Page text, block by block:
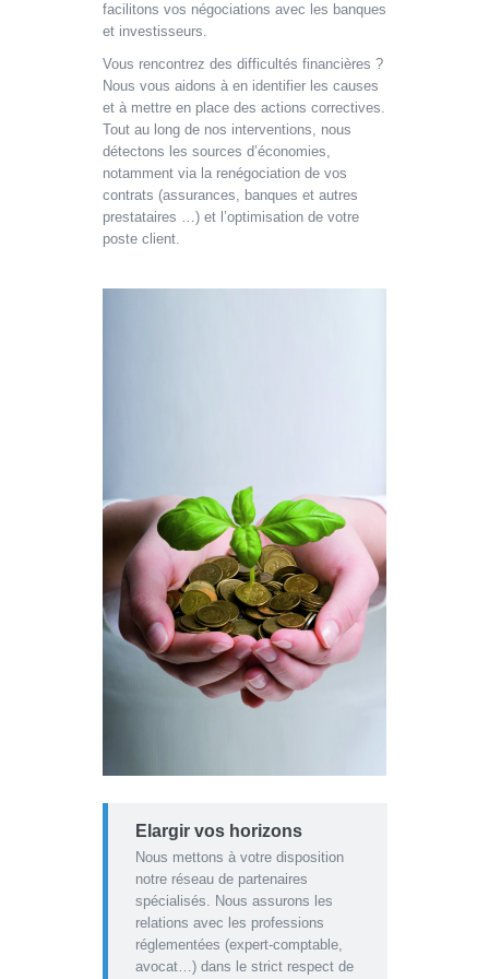
facilitons vos négociations avec les banques
et investisseurs.
Vous rencontrez des difficultés financières ?
Nous vous aidons à en identifier les causes
et à mettre en place des actions correctives.
Tout au long de nos interventions, nous
détectons les sources d’économies,
notamment via la renégociation de vos
contrats (assurances, banques et autres
prestataires …) et l’optimisation de votre
poste client.
Elargir vos horizons
Nous mettons à votre disposition
notre réseau de partenaires
spécialisés. Nous assurons les
relations avec les professions
réglementées (expert-comptable,
avocat…) dans le strict respect de